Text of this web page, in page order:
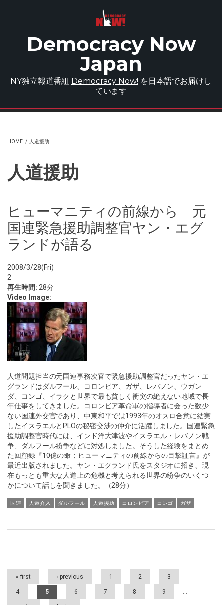
Democracy Now
Japan
NY独立報道番組 Democracy Now! を日本語でお届けし
ています
HOME / 人道援助
人道援助
ヒューマニティの前線から 元
国連緊急援助調整官ヤン・エグ
ランドが語る
2008/3/28(Fri)
2
再生時間: 28分
Video Image:
人道問題担当の元国連事務次官で緊急援助調整官だったヤン・エ
グランドはダルフール、コロンビア、ガザ、レバノン、ウガン
ダ、コンゴ、イラクと世界で最も貧しく衝突の絶えない地域で長
年仕事をしてきました。コロンビア革命軍の指導者に会った数少
ない国連外交官であり、中東和平では1993年のオスロ合意に結実
したイスラエルとPLOの秘密交渉の仲介に活躍しました。国連緊急
援助調整官時代には、インド洋大津波やイスラエル・レバノン戦
争、ダルフール紛争などに対処しました。そうした経験をまとめ
た回顧録『10億の命；ヒューマニティの前線からの目撃証言』が
最近出版されました。ヤン・エグランド氏をスタジオに招き、現
在もっとも重大な人道上の危機と考えられる世界の紛争のいくつ
かについて話しを聞きました。（28分）
国連 人道介入 ダルフール 人道援助 コロンビア コンゴ ガザ
Pages
« first ‹ previous 1 2 3
4 5 6 7 8 9 …